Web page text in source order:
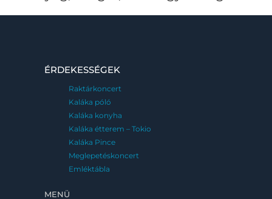
ÉRDEKESSÉGEK
Raktárkoncert
Kaláka póló
Kaláka konyha
Kaláka étterem – Tokio
Kaláka Pince
Meglepetéskoncert
Emléktábla
MENÜ